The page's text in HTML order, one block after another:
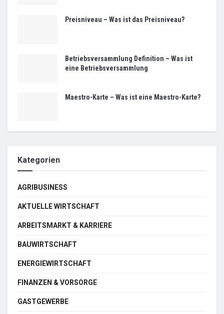
Preisniveau – Was ist das Preisniveau?
Betriebsversammlung Definition – Was ist
eine Betriebsversammlung
Maestro-Karte – Was ist eine Maestro-Karte?
Kategorien
AGRIBUSINESS
AKTUELLE WIRTSCHAFT
ARBEITSMARKT & KARRIERE
BAUWIRTSCHAFT
ENERGIEWIRTSCHAFT
FINANZEN & VORSORGE
GASTGEWERBE